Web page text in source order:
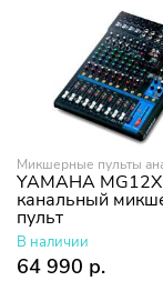
Микшерные пульты
YAMAHA
канальный
пульт
В наличии
64 990 р.